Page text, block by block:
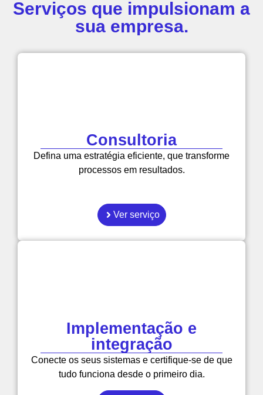
Serviços que impulsionam a
sua empresa.
Consultoria
Defina uma estratégia eficiente, que transforme
processos em resultados.
Ver serviço
Implementação e
integração
Conecte os seus sistemas e certifique-se de que
tudo funciona desde o primeiro dia.